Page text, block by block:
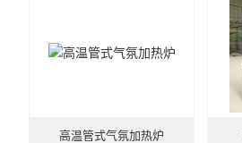
高温管式气氛加热炉